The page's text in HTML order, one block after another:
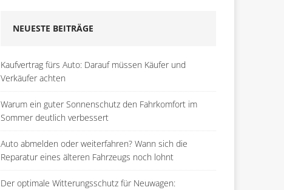
NEUESTE BEITRÄGE
Kaufvertrag fürs Auto: Darauf müssen Käufer und
Verkäufer achten
Warum ein guter Sonnenschutz den Fahrkomfort im
Sommer deutlich verbessert
Auto abmelden oder weiterfahren? Wann sich die
Reparatur eines älteren Fahrzeugs noch lohnt
Der optimale Witterungsschutz für Neuwagen: